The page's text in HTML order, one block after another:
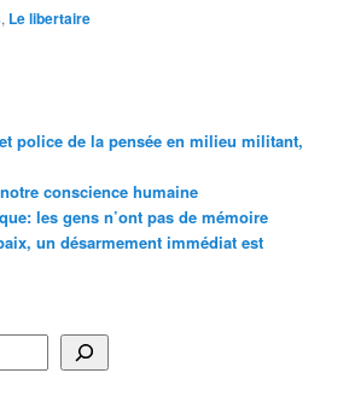
, Le libertaire
police de la pensée en milieu militant,
conscience humaine
les gens n’ont pas de mémoire
un désarmement immédiat est